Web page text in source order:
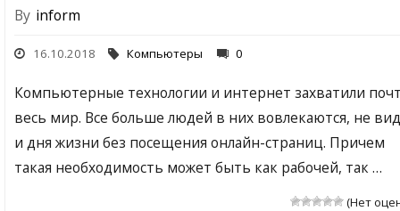
By inform
16.10.2018 Компьютеры 0
Компьютерные технологии и интернет захватили
весь мир. Все больше людей в них вовлекаются, не
и дня жизни без посещения онлайн-страниц. Причем
такая необходимость может быть как рабочей, так …
(Нет